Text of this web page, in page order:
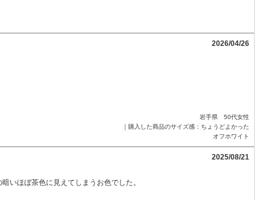
2026/04/26
岩手県 50代女性
｜購入した商品のサイズ感：ちょうどよかった
オフホワイト
2025/08/21
いほぼ茶色に見えてしまうお色でした。